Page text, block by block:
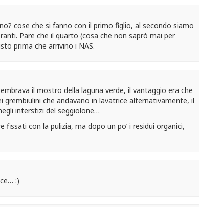
cose che si fanno con il primo figlio, al secondo siamo
Pare che il quarto (cosa che non saprò mai per
prima che arrivino i NAS.
il mostro della laguna verde, il vantaggio era che
grembiulini che andavano in lavatrice alternativamente, il
interstizi del seggiolone…
fissati con la pulizia, ma dopo un po’ i residui organici,
:)